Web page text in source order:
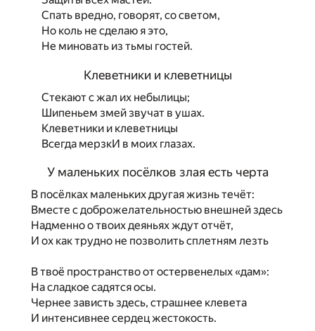
Спать вредно, говорят, со светом,
Но коль не сделаю я это,
Не миновать из тьмы гостей.
Клеветники и клеветницы
Стекают с жал их небылицы;
Шипеньем змей звучат в ушах.
Клеветники и клеветницы
Всегда мерзкИ в моих глазах.
У маленьких посёлков злая есть черта
В посёлках маленьких другая жизнь течёт:
Вместе с доброжелательностью внешней здесь
Надменно о твоих деяньях ждут отчёт,
И ох как трудно не позволить сплетням лезть
В твоё пространство от остервенелых «дам»:
На сладкое садятся осы.
Чернее зависть здесь, страшнее клевета
И интенсивнее сердец жестокость.